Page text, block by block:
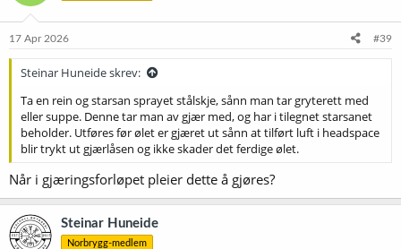
o
e
17 Apr 2026 #39
Steinar Huneide skrev:
Ta en rein og starsan sprayet stålskje, sånn man tar gryterett med
eller suppe. Denne tar man av gjær med, og har i tilegnet starsanet
beholder. Utføres før ølet er gjæret ut sånn at tilført luft i headspace
blir trykt ut gjærlåsen og ikke skader det ferdige ølet.
Når i gjæringsforløpet pleier dette å gjøres?
Steinar Huneide
Norbrygg-medlem